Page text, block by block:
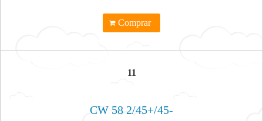
Comprar
11
CW 58 2/45+/45-